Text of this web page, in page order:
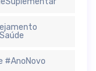
#AnoNovo